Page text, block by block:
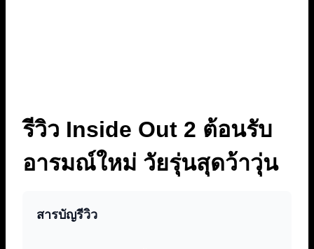
รีวิว Inside Out 2 ต้อนรับ
อารมณ์ใหม่ วัยรุ่นสุดว้าวุ่น
สารบัญรีวิว